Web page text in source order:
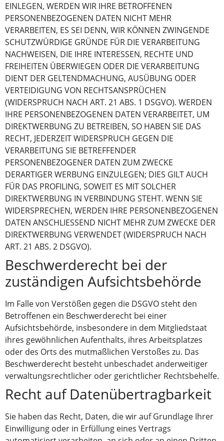
EINLEGEN, WERDEN WIR IHRE BETROFFENEN
PERSONENBEZOGENEN DATEN NICHT MEHR
VERARBEITEN, ES SEI DENN, WIR KÖNNEN ZWINGENDE
SCHUTZWÜRDIGE GRÜNDE FÜR DIE VERARBEITUNG
NACHWEISEN, DIE IHRE INTERESSEN, RECHTE UND
FREIHEITEN ÜBERWIEGEN ODER DIE VERARBEITUNG
DIENT DER GELTENDMACHUNG, AUSÜBUNG ODER
VERTEIDIGUNG VON RECHTSANSPRÜCHEN
(WIDERSPRUCH NACH ART. 21 ABS. 1 DSGVO). WERDEN
IHRE PERSONENBEZOGENEN DATEN VERARBEITET, UM
DIREKTWERBUNG ZU BETREIBEN, SO HABEN SIE DAS
RECHT, JEDERZEIT WIDERSPRUCH GEGEN DIE
VERARBEITUNG SIE BETREFFENDER
PERSONENBEZOGENER DATEN ZUM ZWECKE
DERARTIGER WERBUNG EINZULEGEN; DIES GILT AUCH
FÜR DAS PROFILING, SOWEIT ES MIT SOLCHER
DIREKTWERBUNG IN VERBINDUNG STEHT. WENN SIE
WIDERSPRECHEN, WERDEN IHRE PERSONENBEZOGENEN
DATEN ANSCHLIESSEND NICHT MEHR ZUM ZWECKE DER
DIREKTWERBUNG VERWENDET (WIDERSPRUCH NACH
ART. 21 ABS. 2 DSGVO).
Beschwerde­recht bei der
zuständigen Aufsichts­behörde
Im Falle von Verstößen gegen die DSGVO steht den
Betroffenen ein Beschwerderecht bei einer
Aufsichtsbehörde, insbesondere in dem Mitgliedstaat
ihres gewöhnlichen Aufenthalts, ihres Arbeitsplatzes
oder des Orts des mutmaßlichen Verstoßes zu. Das
Beschwerderecht besteht unbeschadet anderweitiger
verwaltungsrechtlicher oder gerichtlicher Rechtsbehelfe.
Recht auf Daten­übertrag­barkeit
Sie haben das Recht, Daten, die wir auf Grundlage Ihrer
Einwilligung oder in Erfüllung eines Vertrags